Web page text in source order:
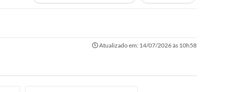
Atualizado em: 14/07/2026 às 10h58